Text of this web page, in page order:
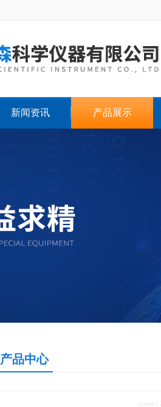
新闻资讯 产品展示
产品中心